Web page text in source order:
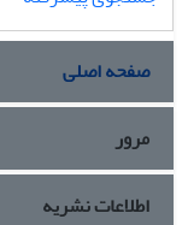
صفحه اصلی
مرور
اطلاعات نشریه